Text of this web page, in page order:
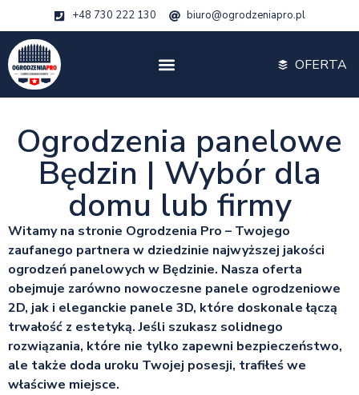
+48 730 222 130 biuro@ogrodzeniapro.pl
OFERTA
Ogrodzenia panelowe
Będzin | Wybór dla
domu lub firmy
Witamy na stronie Ogrodzenia Pro – Twojego
zaufanego partnera w dziedzinie najwyższej jakości
ogrodzeń panelowych w Będzinie. Nasza oferta
obejmuje zarówno nowoczesne panele ogrodzeniowe
2D, jak i eleganckie panele 3D, które doskonale łączą
trwałość z estetyką. Jeśli szukasz solidnego
rozwiązania, które nie tylko zapewni bezpieczeństwo,
ale także doda uroku Twojej posesji, trafiłeś we
właściwe miejsce.